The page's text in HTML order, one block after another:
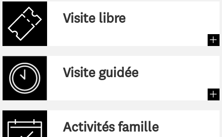
Visite libre
Visite guidée
Activités famille